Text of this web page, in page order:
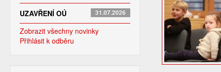
UZAVŘENÍ OÚ 31.07.2026
Zobrazit všechny novinky
Přihlásit k odběru